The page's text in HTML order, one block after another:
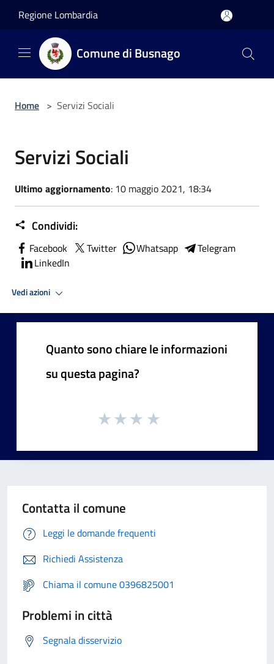
Regione Lombardia
Comune di Busnago
Home > Servizi Sociali
Servizi Sociali
Ultimo aggiornamento: 10 maggio 2021, 18:34
Condividi:
Facebook Twitter Whatsapp
Telegram
LinkedIn
Vedi azioni
Quanto sono chiare le informazioni
su questa pagina?
Contatta il comune
Leggi le domande frequenti
Richiedi Assistenza
Chiama il comune 0396825001
Problemi in città
Segnala disservizio